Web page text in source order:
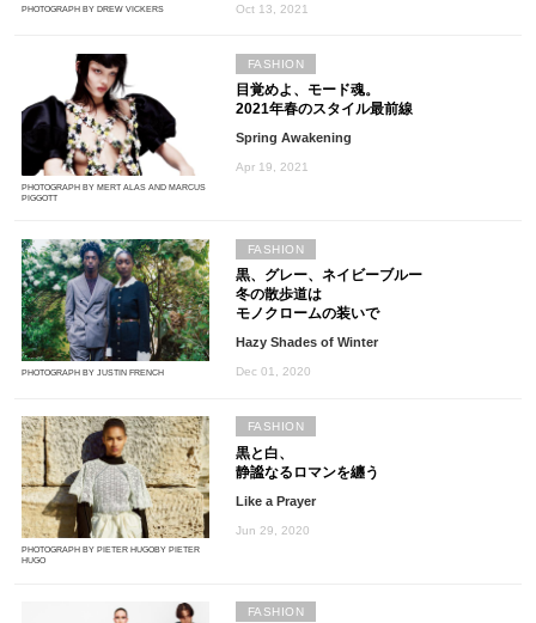
PHOTOGRAPH BY DREW VICKERS Oct 13, 2021
PHOTOGRAPH BY MERT ALAS AND MARCUS
PIGGOTT
目覚めよ、モード魂。
2021年春のスタイル最前線
Spring Awakening
Apr 19, 2021
FASHION
PHOTOGRAPH BY JUSTIN FRENCH
黒、グレー、ネイビーブルー
冬の散歩道は
モノクロームの装いで
Hazy Shades of Winter
Dec 01, 2020
FASHION
PHOTOGRAPH BY PIETER HUGOBY PIETER
HUGO
黒と白、
静謐なるロマンを纏う
Like a Prayer
Jun 29, 2020
FASHION
FASHION